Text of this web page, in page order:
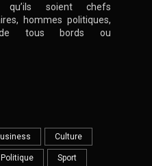
qu’ils soient chefs
hommes politiques,
de tous bords ou
Culture
Politique Sport